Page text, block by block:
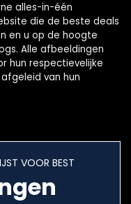
alles-in-één
die de beste deals
en u op de hoogte
Alle afbeeldingen
hun respectievelijke
van hun
VOOR BEST